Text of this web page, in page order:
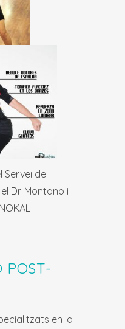
Servei de
Dr. Montano i
POST-
en la